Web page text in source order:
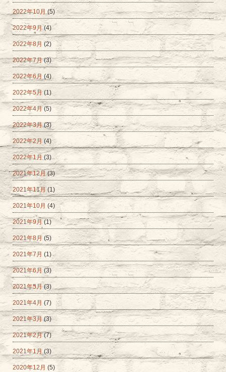
2022年10月 (5)
2022年9月(4)
2022年8月 (2)
2022年7月(3)
2022年6月 (4)
2022年5月(1)
2022年4月(5)
2022年3月(3)
2022年2月 (4)
2022年1月 (3)
2021年12月(3)
2021年11月 (1)
2021年10月 (4)
2021年9月 (1)
2021年8月 (5)
2021年7月 (1)
2021年6月 (3)
2021年5月(3)
2021年4月 (7)
2021年3月(3)
2021年2月(7)
2021年1月 (3)
2020年12月 (5)